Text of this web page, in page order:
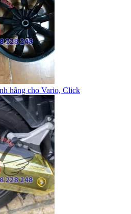
hãng cho Vario, Click